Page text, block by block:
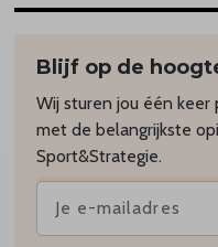
Blijf op de
Wij sturen jou één
met de belangrijkste
Sport&Strategie.